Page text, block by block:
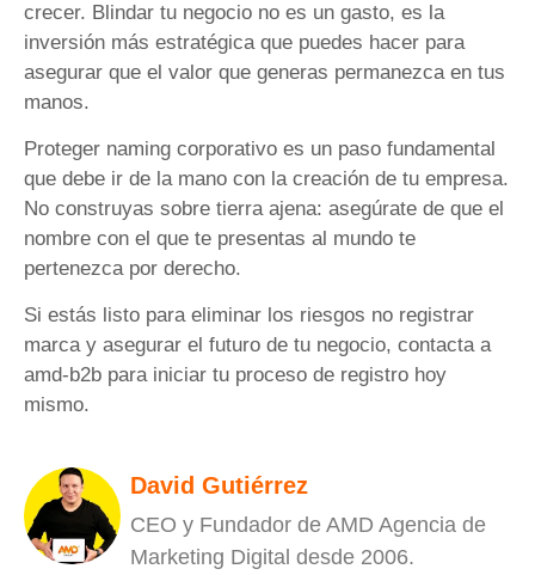
crecer. Blindar tu negocio no es un gasto, es la
inversión más estratégica que puedes hacer para
asegurar que el valor que generas permanezca en tus
manos.
Proteger naming corporativo es un paso fundamental
que debe ir de la mano con la creación de tu empresa.
No construyas sobre tierra ajena: asegúrate de que el
nombre con el que te presentas al mundo te
pertenezca por derecho.
Si estás listo para eliminar los riesgos no registrar
marca y asegurar el futuro de tu negocio, contacta a
amd-b2b para iniciar tu proceso de registro hoy
mismo.
David Gutiérrez
CEO y Fundador de AMD Agencia de
Marketing Digital desde 2006.